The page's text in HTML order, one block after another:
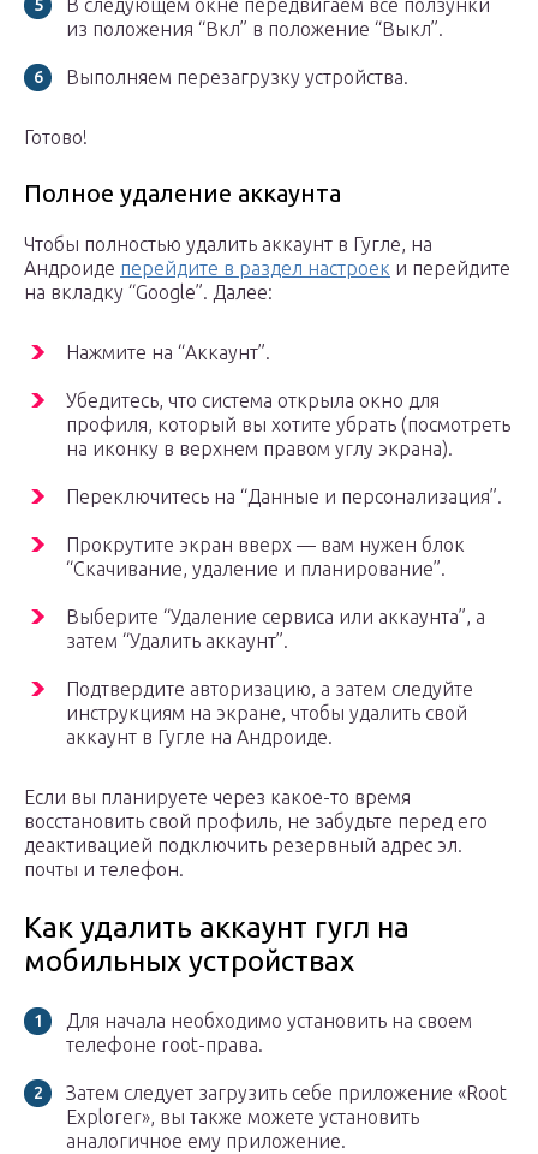
В следующем окне передвигаем все ползунки
из положения “Вкл” в положение “Выкл”.
Выполняем перезагрузку устройства.
Готово!
Полное удаление аккаунта
Чтобы полностью удалить аккаунт в Гугле, на
Андроиде перейдите в раздел настроек и перейдите
на вкладку “Google”. Далее:
Нажмите на “Аккаунт”.
Убедитесь, что система открыла окно для
профиля, который вы хотите убрать (посмотреть
на иконку в верхнем правом углу экрана).
Переключитесь на “Данные и персонализация”.
Прокрутите экран вверх — вам нужен блок
“Скачивание, удаление и планирование”.
Выберите “Удаление сервиса или аккаунта”, а
затем “Удалить аккаунт”.
Подтвердите авторизацию, а затем следуйте
инструкциям на экране, чтобы удалить свой
аккаунт в Гугле на Андроиде.
Если вы планируете через какое-то время
восстановить свой профиль, не забудьте перед его
деактивацией подключить резервный адрес эл.
почты и телефон.
Как удалить аккаунт гугл на
мобильных устройствах
Для начала необходимо установить на своем
телефоне root-права.
Затем следует загрузить себе приложение «Root
Explorer», вы также можете установить
аналогичное ему приложение.